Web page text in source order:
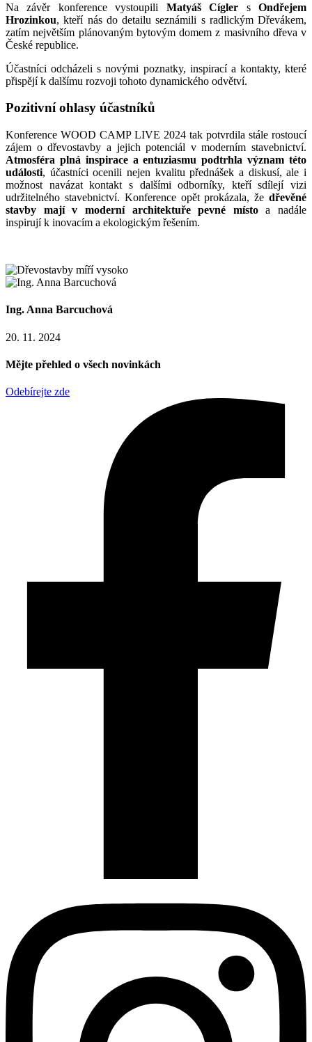
Na závěr konference vystoupili Matyáš Cígler sOndřejem
Hrozinkou, kteří nás do detailu seznámili s radlickým Dřevákem,
zatím největším plánovaným bytovým domem z masivního dřeva v
České republice.
Účastníci odcházeli s novými poznatky, inspirací a kontakty, které
přispějí k dalšímu rozvoji tohoto dynamického odvětví.
Pozitivní ohlasy účastníků
Konference WOOD CAMP LIVE 2024 tak potvrdila stále rostoucí
zájem o dřevostavby a jejich potenciál v moderním stavebnictví.
Atmosféra plná inspirace a entuziasmu podtrhla význam této
události, účastníci ocenili nejen kvalitu přednášek a diskusí, ale i
možnost navázat kontakt s dalšími odborníky, kteří sdílejí vizi
udržitelného stavebnictví. Konference opět prokázala, že dřevěné
stavby mají v moderní architektuře pevné místoa nadále
inspirují k inovacím a ekologickým řešením.
Ing. Anna Barcuchová
20. 11. 2024
Mějte přehled o všech novinkách
Odebírejte zde